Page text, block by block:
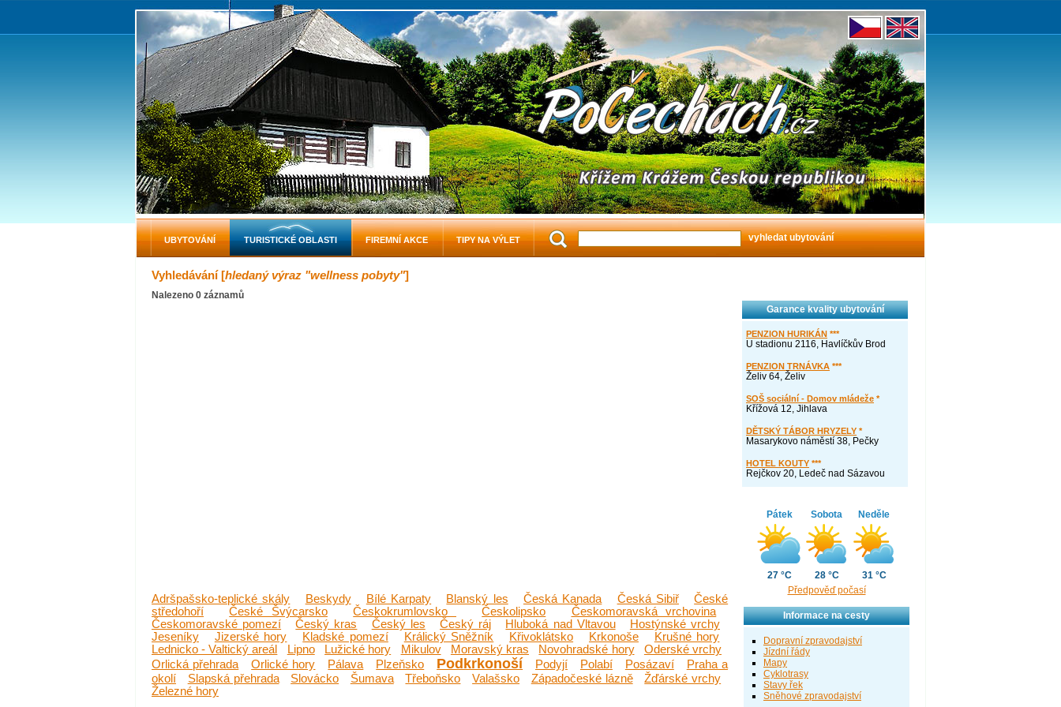
Vyhledávání [hledaný výraz "wellness pobyty"]
Nalezeno 0 záznamů
Adršpašsko-teplické skály Beskydy Bílé Karpaty Blanský les Česká Kanada Česká Sibiř
České
středohoří
České Švýcarsko Českokrumlovsko Českolipsko
Českomoravská vrchovina
Českomoravské pomezí
Český kras Český les Český ráj Hluboká nad Vltavou
Hostýnské vrchy
Jeseníky
Jizerské hory Kladské pomezí Králický Sněžník Křivoklátsko Krkonoše
Krušné hory
Lednicko - Valtický areál
Lipno Lužické hory Mikulov Moravský kras Novohradské hory
Oderské vrchy
Orlická přehrada
Orlické hory Pálava Plzeňsko Podkrkonoší Podyjí Polabí Posázaví
Praha a
okolí
Slapská přehrada Slovácko Šumava Třeboňsko Valašsko Západočeské lázně
Žďárské vrchy
Železné hory
Garance kvality ubytování
PENZION HURIKÁN ***
U stadionu 2116, Havlíčkův Brod
PENZION TRNÁVKA ***
Želiv 64, Želiv
SOŠ sociální - Domov mládeže *
Křížová 12, Jihlava
DĚTSKÝ TÁBOR HRYZELY *
Masarykovo náměstí 38, Pečky
HOTEL KOUTY ***
Rejčkov 20, Ledeč nad Sázavou
Pátek
27 °C
Sobota
28 °C
Neděle
31 °C
Předpověď počasí
Informace na cesty
Dopravní zpravodajství
Jízdní řády
Mapy
Cyklotrasy
Stavy řek
Sněhové zpravodajství
UBYTOVÁNÍ TURISTICKÉ OBLASTI FIREMNÍ AKCE TIPY NA VÝLET